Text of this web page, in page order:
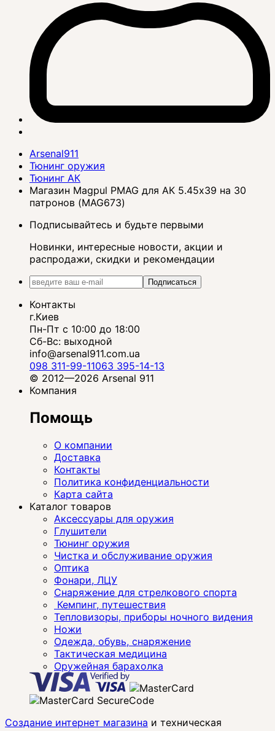
Arsenal911
Тюнинг оружия
Тюнинг АК
Магазин Magpul PMAG для АК 5.45х39 на 30
патронов (MAG673)
Подписывайтесь и будьте первыми
Новинки, интересные новости, акции и
распродажи, скидки и рекомендации
Подписаться
Контакты
г.Киев
Пн-Пт с 10:00 до 18:00
Сб-Вс: выходной
info@arsenal911.com.ua
098 311-99-11063 395-14-13
© 2012—2026 Arsenal 911
Компания
Помощь
О компании
Доставка
Контакты
Политика конфиденциальности
Карта сайта
Каталог товаров
Аксессуары для оружия
Глушители
Тюнинг оружия
Чистка и обслуживание оружия
Оптика
Фонари, ЛЦУ
Снаряжение для стрелкового спорта
Кемпинг, путешествия
Тепловизоры, приборы ночного видения
Ножи
Одежда, обувь, снаряжение
Тактическая медицина
Оружейная барахолка
Создание интернет магазина и техническая